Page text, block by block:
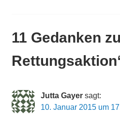
11 Gedanken
Rettungsaktion
Jutta Gayer sagt:
10. Januar 2015 um